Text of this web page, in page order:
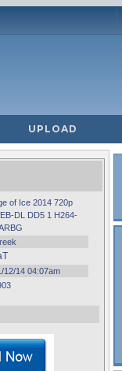
UPLOAD
of Ice 2014 720p
DL DD5 1 H264-
12/14 04:07am